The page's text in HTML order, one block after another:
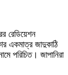
রেডিয়েশন
একমাত্র জাদুকাঠি
পরিচিত। জাপানিরা